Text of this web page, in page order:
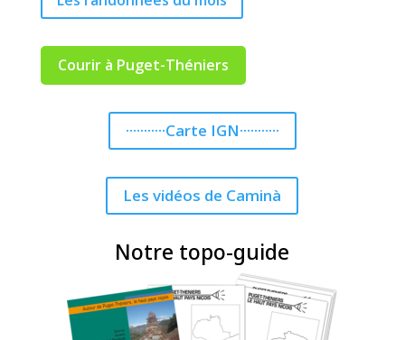
Courir à Puget-Théniers
···········Carte IGN···········
Les vidéos de Caminà
Notre topo-guide